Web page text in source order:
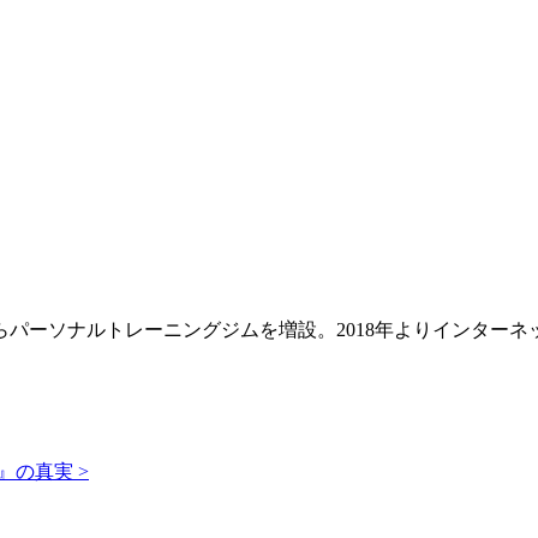
ーソナルトレーニングジムを増設。2018年よりインター
の真実 >